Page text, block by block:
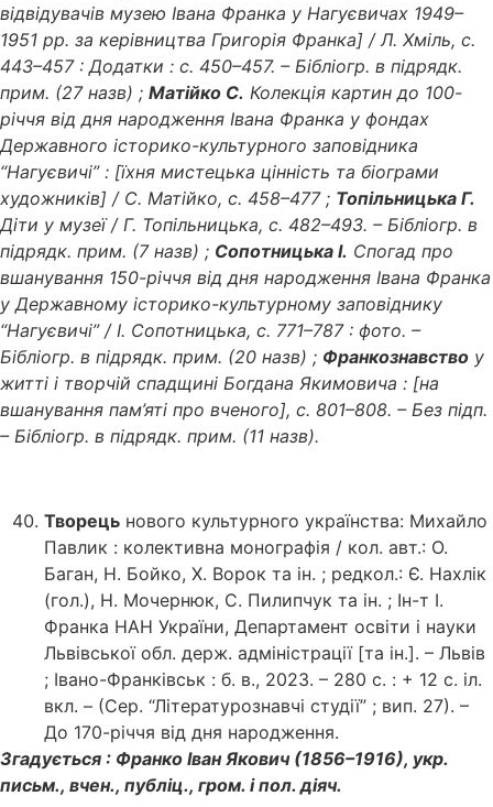
відвідувачів музею Івана Франка у Нагуєвичах 1949–
1951 рр. за керівництва Григорія Франка] / Л. Хміль, с.
443–457 : Додатки : с. 450–457. – Бібліогр. в підрядк.
прим. (27 назв) ; Матійко С. Колекція картин до 100-
річчя від дня народження Івана Франка у фондах
Державного історико-культурного заповідника
“Нагуєвичі” : [їхня мистецька цінність та біограми
художників] / С. Матійко, с. 458–477 ; Топільницька Г.
Діти у музеї / Г. Топільницька, с. 482–493. – Бібліогр. в
підрядк. прим. (7 назв) ; Сопотницька І. Спогад про
вшанування 150-річчя від дня народження Івана Франка
у Державному історико-культурному заповіднику
“Нагуєвичі” / І. Сопотницька, с. 771–787 : фото. –
Бібліогр. в підрядк. прим. (20 назв) ; Франкознавство у
житті і творчій спадщині Богдана Якимовича : [на
вшанування пам’яті про вченого], с. 801–808. – Без підп.
– Бібліогр. в підрядк. прим. (11 назв).
Творець нового культурного українства: Михайло
Павлик : колективна монографія / кол. авт.: О.
Баган, Н. Бойко, Х. Ворок та ін. ; редкол.: Є. Нахлік
(гол.), Н. Мочернюк, С. Пилипчук та ін. ; Ін-т І.
Франка НАН України, Департамент освіти і науки
Львівської обл. держ. адміністрації [та ін.]. – Львів
; Івано-Франківськ : б. в., 2023. – 280 с. : + 12 c. іл.
вкл. – (Сер. “Літературознавчі студії” ; вип. 27). –
До 170-річчя від дня народження.
Згадується : Франко Іван Якович (1856–1916), укр.
письм., вчен., публіц., гром. і пол. діяч.